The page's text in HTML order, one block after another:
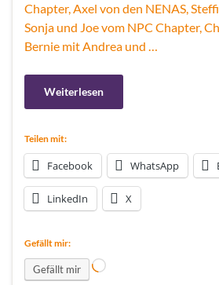
Chapter, Axel von den NENAS,
Sonja und Joe vom NPC Chapter,
Bernie mit Andrea und …
Weiterlesen
Teilen mit:
Facebook WhatsApp
LinkedIn X
Gefällt mir:
Gefällt mir